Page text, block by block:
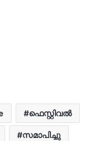
ഫെസ്റ്റിവൽ
സമാപിച്ചു